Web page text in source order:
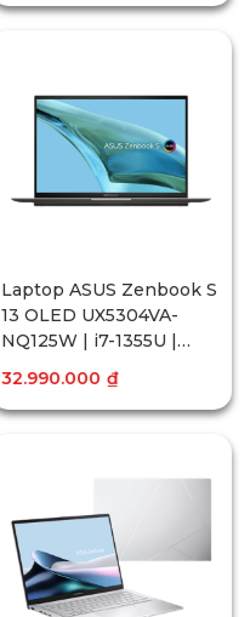
4GB | 15.6 inch FHD |
Laptop ASUS Zenbook S
13 OLED UX5304VA-
NQ125W | i7-1355U |
RAM 16GB | 512GB SSD |
Intel® Iris® Xe Graphics
| 13.3 inch 2.8K OLED |
32.990.000 ₫